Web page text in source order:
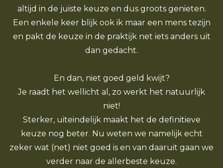
altijd in de juiste keuze en dus groots genieten.
Een enkele keer blijk ook ik maar een mens tezijn
en pakt de keuze in de praktijk net iets anders uit
dan gedacht.
En dan, niet goed geld kwijt?
Je raadt het wellicht al, zo werkt het natuurlijk
niet!
Sterker, uiteindelijk maakt het de definitieve
keuze nog beter. Nu weten we namelijk echt
zeker wat (net) niet goed is en van daaruit gaan we
verder naar de allerbeste keuze.